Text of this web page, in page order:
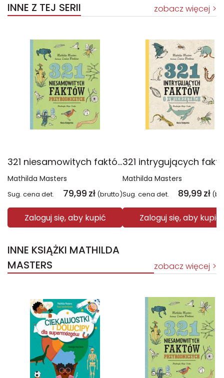
INNE Z TEJ SERII zobacz więcej
321 niesamowitych faktów przyrodniczych
Mathilda Masters
Sug. cena det. 79,99 zł (brutto)
Zaloguj się, aby kupić
Mathilda Masters
Sug. cena det. 89,99 zł
Zaloguj się, aby kupić
INNE KSIĄŻKI MATHILDA
MASTERS
zobacz więcej